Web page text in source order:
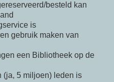
besteld kan
is
gebruik maken van
een Bibliotheek op de
(ja, 5 miljoen) leden is